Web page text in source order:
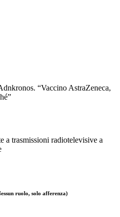
“Vaccino AstraZeneca,
a trasmissioni radiotelevisive a
ruolo, solo afferenza)